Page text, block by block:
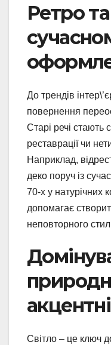
Ретро
До трендів
повернення
Старі речі стають
реставрації чи
Наприклад,
деко поруч із
70-х у натурічних
допомагає
неповторного
Світло – це ключ